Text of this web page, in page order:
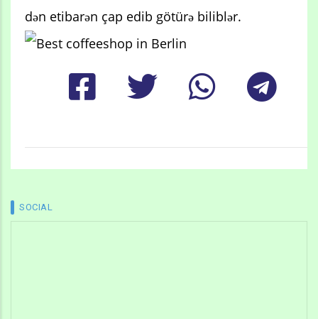
dən etibarən çap edib götürə biliblər.
SOCIAL